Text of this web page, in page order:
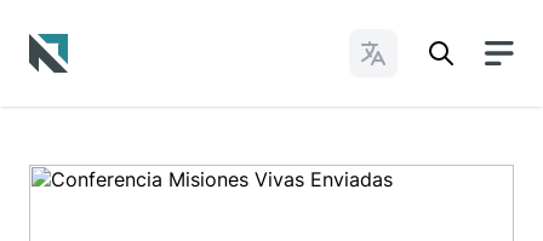
Cambiar idioma